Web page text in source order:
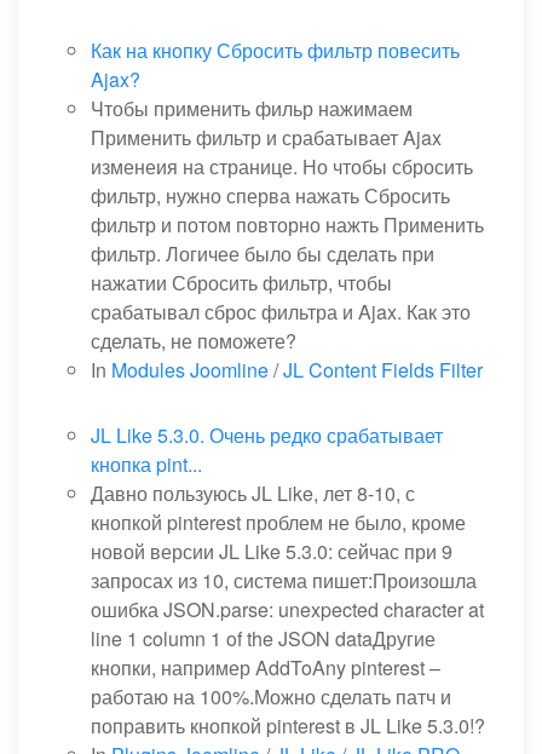
Как на кнопку Сбросить фильтр повесить
Ajax?
Чтобы применить фильр нажимаем
Применить фильтр и срабатывает Ajax
изменеия на странице. Но чтобы сбросить
фильтр, нужно сперва нажать Сбросить
фильтр и потом повторно нажть Применить
фильтр. Логичее было бы сделать при
нажатии Сбросить фильтр, чтобы
срабатывал сброс фильтра и Ajax. Как это
сделать, не поможете?
In Modules Joomline/JL Content Fields Filter
JL Like 5.3.0. Очень редко срабатывает
кнопка pint...
Давно пользуюсь JL Like, лет 8-10, с
кнопкой pinterest проблем не было, кроме
новой версии JL Like 5.3.0: сейчас при 9
запросах из 10, система пишет:Произошла
ошибка JSON.parse: unexpected character at
line 1 column 1 of the JSON dataДругие
кнопки, например AddToAny pinterest –
работаю на 100%.Можно сделать патч и
поправить кнопкой pinterest в JL Like 5.3.0!?